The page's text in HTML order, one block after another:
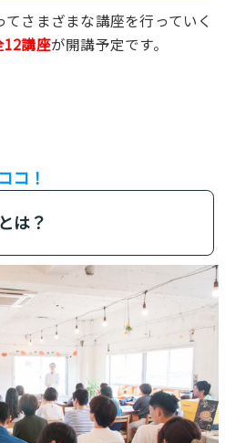
さまざまな講座を行っていく
12講座が開講予定です。
コ！
は？